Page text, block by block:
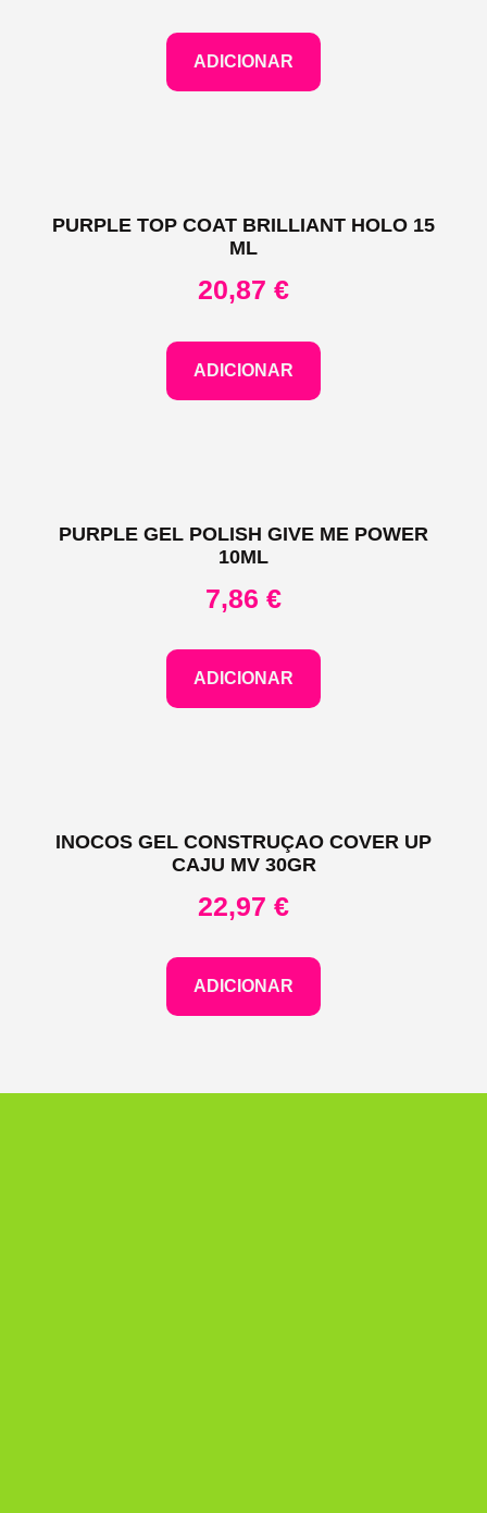
ADICIONAR
PURPLE TOP COAT BRILLIANT HOLO 15
ML
20,87 €
ADICIONAR
PURPLE GEL POLISH GIVE ME POWER
10ML
7,86 €
ADICIONAR
INOCOS GEL CONSTRUÇAO COVER UP
CAJU MV 30GR
22,97 €
ADICIONAR